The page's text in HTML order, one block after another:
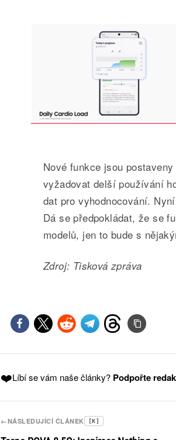
Nové funkce jsou
vyžadovat delší používání
dat pro vyhodnocování.
Dá se předpokládat, že se
modelů, jen to bude s
Zdroj: Tisková zpráva
❤️Líbí se vám naše články? Podpořte
←NÁSLEDUJÍCÍ ČLÁNEK [K]